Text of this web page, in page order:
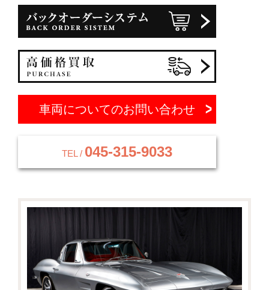
車両についてのお問い合わせ
TEL / 045-315-9033